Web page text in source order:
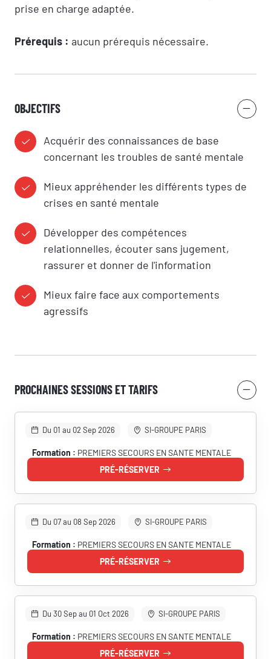
prise en charge adaptée.
Prérequis : aucun prérequis nécessaire.
OBJECTIFS
Acquérir des connaissances de base
concernant les troubles de santé mentale
Mieux appréhender les différents types de
crises en santé mentale
Développer des compétences
relationnelles, écouter sans jugement,
rassurer et donner de l'information
Mieux faire face aux comportements
agressifs
PROCHAINES SESSIONS ET TARIFS
Du 01 au 02 Sep 2026 SI-GROUPE PARIS
Formation : PREMIERS SECOURS EN SANTE MENTALE
PRÉ-RÉSERVER
Du 07 au 08 Sep 2026 SI-GROUPE PARIS
Formation : PREMIERS SECOURS EN SANTE MENTALE
PRÉ-RÉSERVER
Du 30 Sep au 01 Oct 2026 SI-GROUPE PARIS
Formation : PREMIERS SECOURS EN SANTE MENTALE
PRÉ-RÉSERVER